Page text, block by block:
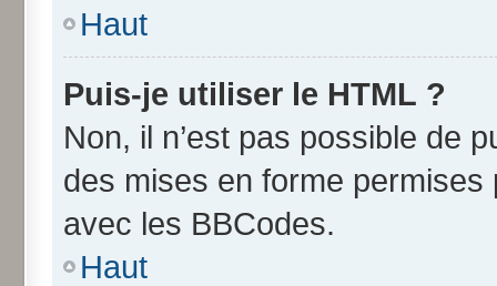
Haut
Puis-je utiliser le HTML ?
Non, il n’est pas possible de
des mises en forme
avec les BBCodes.
Haut